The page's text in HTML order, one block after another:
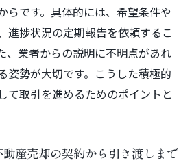
らです。具体的には、希望条件や
進捗状況の定期報告を依頼するこ
、業者からの説明に不明点があれ
姿勢が大切です。こうした積極的
て取引を進めるためのポイントと
産売却の契約から引き渡しまで